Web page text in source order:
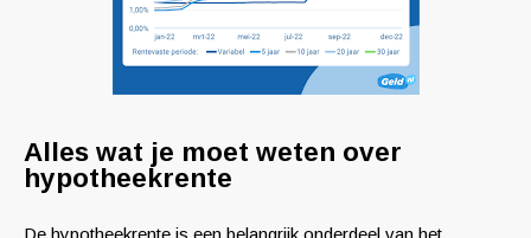
Alles wat je moet weten over
hypotheekrente
De hypotheekrente is een belangrijk onderdeel van het